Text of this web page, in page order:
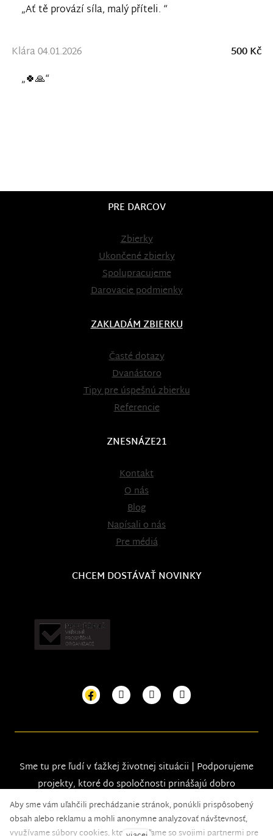
„Ať tě provází síla, malý příteli. “
Klára 04.01.2026
500 Kč
„🍀🙏“
PRE DARCOV
Zbierky
Ukončené zbierky
Spolupracujeme
Darovacie podmienky
ZAKLADÁM ZBIERKU
Časté dotazy
Dvanástoro
Tipy pre úspešnú zbierku
Referencie
ZNESNÁZE21
Kontakt
O nás
Blog
Napísali o nás
Pre médiá
CHCEM DOSTÁVAŤ NOVINKY
Sme tu pre ľudí v ťažkej životnej situácii | Podporujeme
projekty, ktoré do spoločnosti prinášajú dobro
Aby sme vám uľahčili prechádzanie stránok, ponúkli prispôsobený
obsah alebo reklamu a mohli anonymne analyzovať návštevnosť,